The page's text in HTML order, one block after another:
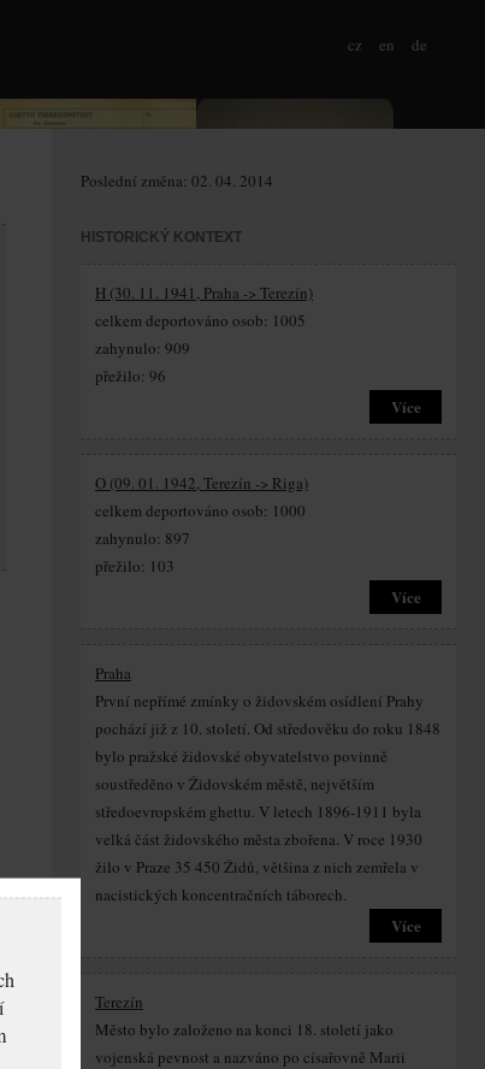
cz en de
Poslední změna: 02. 04. 2014
HISTORICKÝ KONTEXT
H (30. 11. 1941, Praha -> Terezín)
celkem deportováno osob: 1005
zahynulo: 909
přežilo: 96
Více
O (09. 01. 1942, Terezín -> Riga)
celkem deportováno osob: 1000
zahynulo: 897
přežilo: 103
Více
Praha
První nepřímé zmínky o židovském osídlení Prahy
pochází již z 10. století. Od středověku do roku 1848
bylo pražské židovské obyvatelstvo povinně
soustředěno v Židovském městě, největším
středoevropském ghettu. V letech 1896-1911 byla
velká část židovského města zbořena. V roce 1930
žilo v Praze 35 450 Židů, většina z nich zemřela v
nacistických koncentračních táborech.
Více
Terezín
Město bylo založeno na konci 18. století jako
vojenská pevnost a nazváno po císařovně Marii